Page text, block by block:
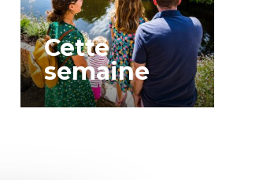
Cette
semaine